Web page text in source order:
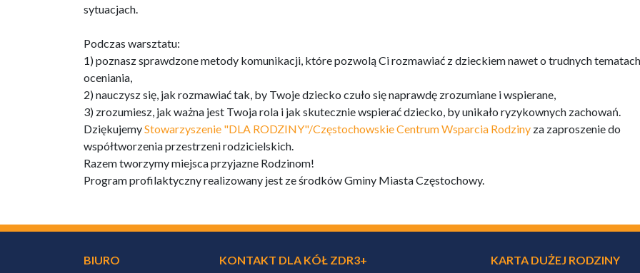
sytuacjach.
Podczas warsztatu:
1) poznasz sprawdzone metody komunikacji, które pozwolą Ci rozmawiać z dzieckiem nawet o trudnych
oceniania,
2) nauczysz się, jak rozmawiać tak, by Twoje dziecko czuło się naprawdę zrozumiane i wspierane,
3) zrozumiesz, jak ważna jest Twoja rola i jak skutecznie wspierać dziecko, by unikało ryzykownych zachowań.
DziękujemyStowarzyszenie "DLA RODZINY"/Częstochowskie Centrum Wsparcia Rodziny za zaproszenie do
współtworzenia przestrzeni rodzicielskich.
Razem tworzymy miejsca przyjazne Rodzinom!
Program profilaktyczny realizowany jest ze środków Gminy Miasta Częstochowy.
BIURO KONTAKT DLA KÓŁ ZDR3+ KARTA DUŻEJ RODZINY